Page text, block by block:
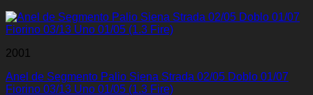
2001
Anel de Segmento Palio Siena Strada 02/05 Doblo 01/07
Fiorino 03/13 Uno 01/05 (1.3 Fire)